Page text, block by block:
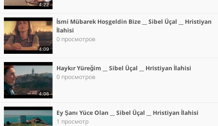
4:22
4:09
İsmi Mübarek Hoşgeldin Bize __ Sibel Üçal __ Hristiyan
İlahisi
0 просмотров
4:06
Haykır Yüreğim __ Sibel Üçal __ Hristiyan İlahisi
0 просмотров
Ey Şanı Yüce Olan __ Sibel Üçal __ Hristiyan İlahisi
1 просмотр